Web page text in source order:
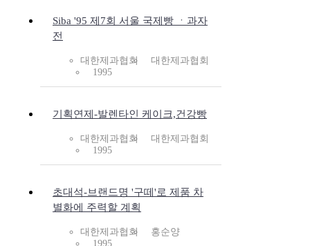
Siba '95 제7회 서울 국제빵 ㆍ과자
전
대한제과협회
대한제과협회
1995
기획연제-발렌타인 케이크,건강빵
대한제과협회
대한제과협회
1995
초대석-브랜드명 '구떼'로 제품 차
별화에 주력할 계획
대한제과협회
홍순양
1995